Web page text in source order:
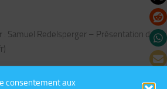
consentement aux
: Samuel Redelsperger – Présentation de